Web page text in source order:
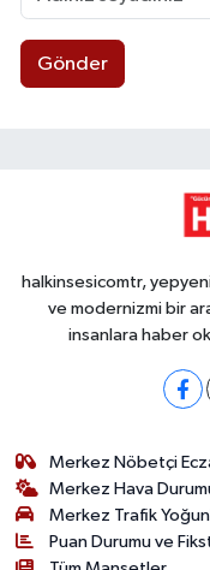
Gönder
halkinsesicomtr,
ve modernizmi bir
insanlara haber
Merkez Nöbetçi
Merkez Hava
Merkez Trafik
Puan Durumu ve